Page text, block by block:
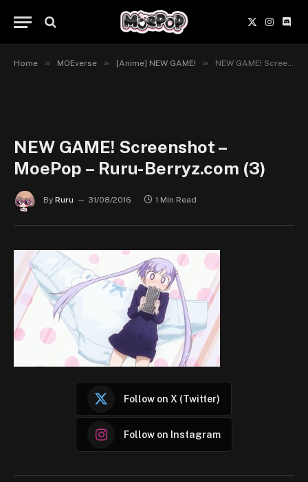
X
(Twitter)
Home » MOEverse » [Anime] NEW GAME! » NEW GAME! Screenshot – MoePop – Ruru-Berryz.com (3)
NEW GAME! Screenshot –
MoePop – Ruru-Berryz.com (3)
By Ruru 31/08/2016 1 Min Read
Follow on X (Twitter)
Follow on Instagram